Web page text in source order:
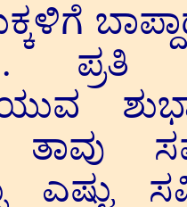
ತಾವು
ಎಷ್ಟು